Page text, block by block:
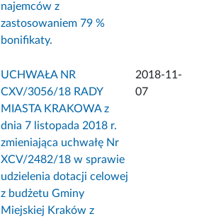
najemców z
zastosowaniem 79 %
bonifikaty.
UCHWAŁA NR
CXV/3056/18 RADY
MIASTA KRAKOWA z
dnia 7 listopada 2018 r.
zmieniająca uchwałę Nr
XCV/2482/18 w sprawie
udzielenia dotacji celowej
z budżetu Gminy
Miejskiej Kraków z
2018-11-
07